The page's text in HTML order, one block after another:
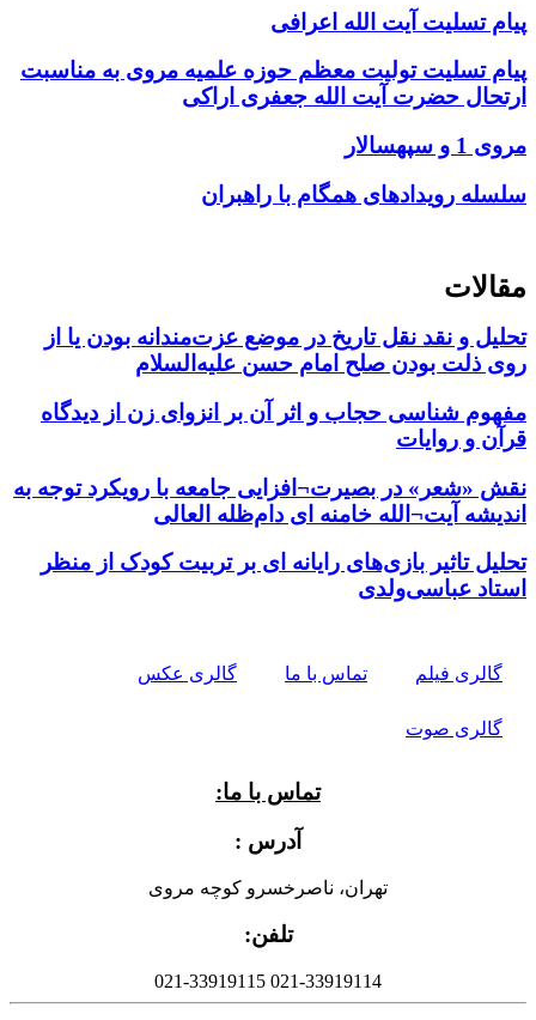
پیام تسلیت آیت الله اعرافی
پیام تسلیت تولیت معظم حوزه علمیه مروی به مناسبت
ارتحال حضرت آیت الله جعفری اراکی
مروی 1 و سپهسالار
سلسله رویدادهای همگام با راهبران
مقالات
تحلیل و نقد نقل تاریخ در موضع عزت‌مندانه بودن یا از
روی ذلت بودن صلح امام حسن علیه‌السلام
مفهوم شناسی حجاب و اثر آن بر انزوای زن از دیدگاه
قرآن و روایات
نقش «شعر» در بصیرت¬افزایی جامعه با رویکرد توجه به
اندیشه آیت¬الله خامنه ای دام‌ظله العالی
تحلیل تاثیر بازی‌های رایانه ای بر تربیت کودک از منظر
استاد عباسی‌ولدی
گالری فیلم تماس با ما گالری عکس
گالری صوت
تماس با ما:
آدرس :
تهران، ناصرخسرو کوچه مروی
تلفن:
021-33919114 021-33919115